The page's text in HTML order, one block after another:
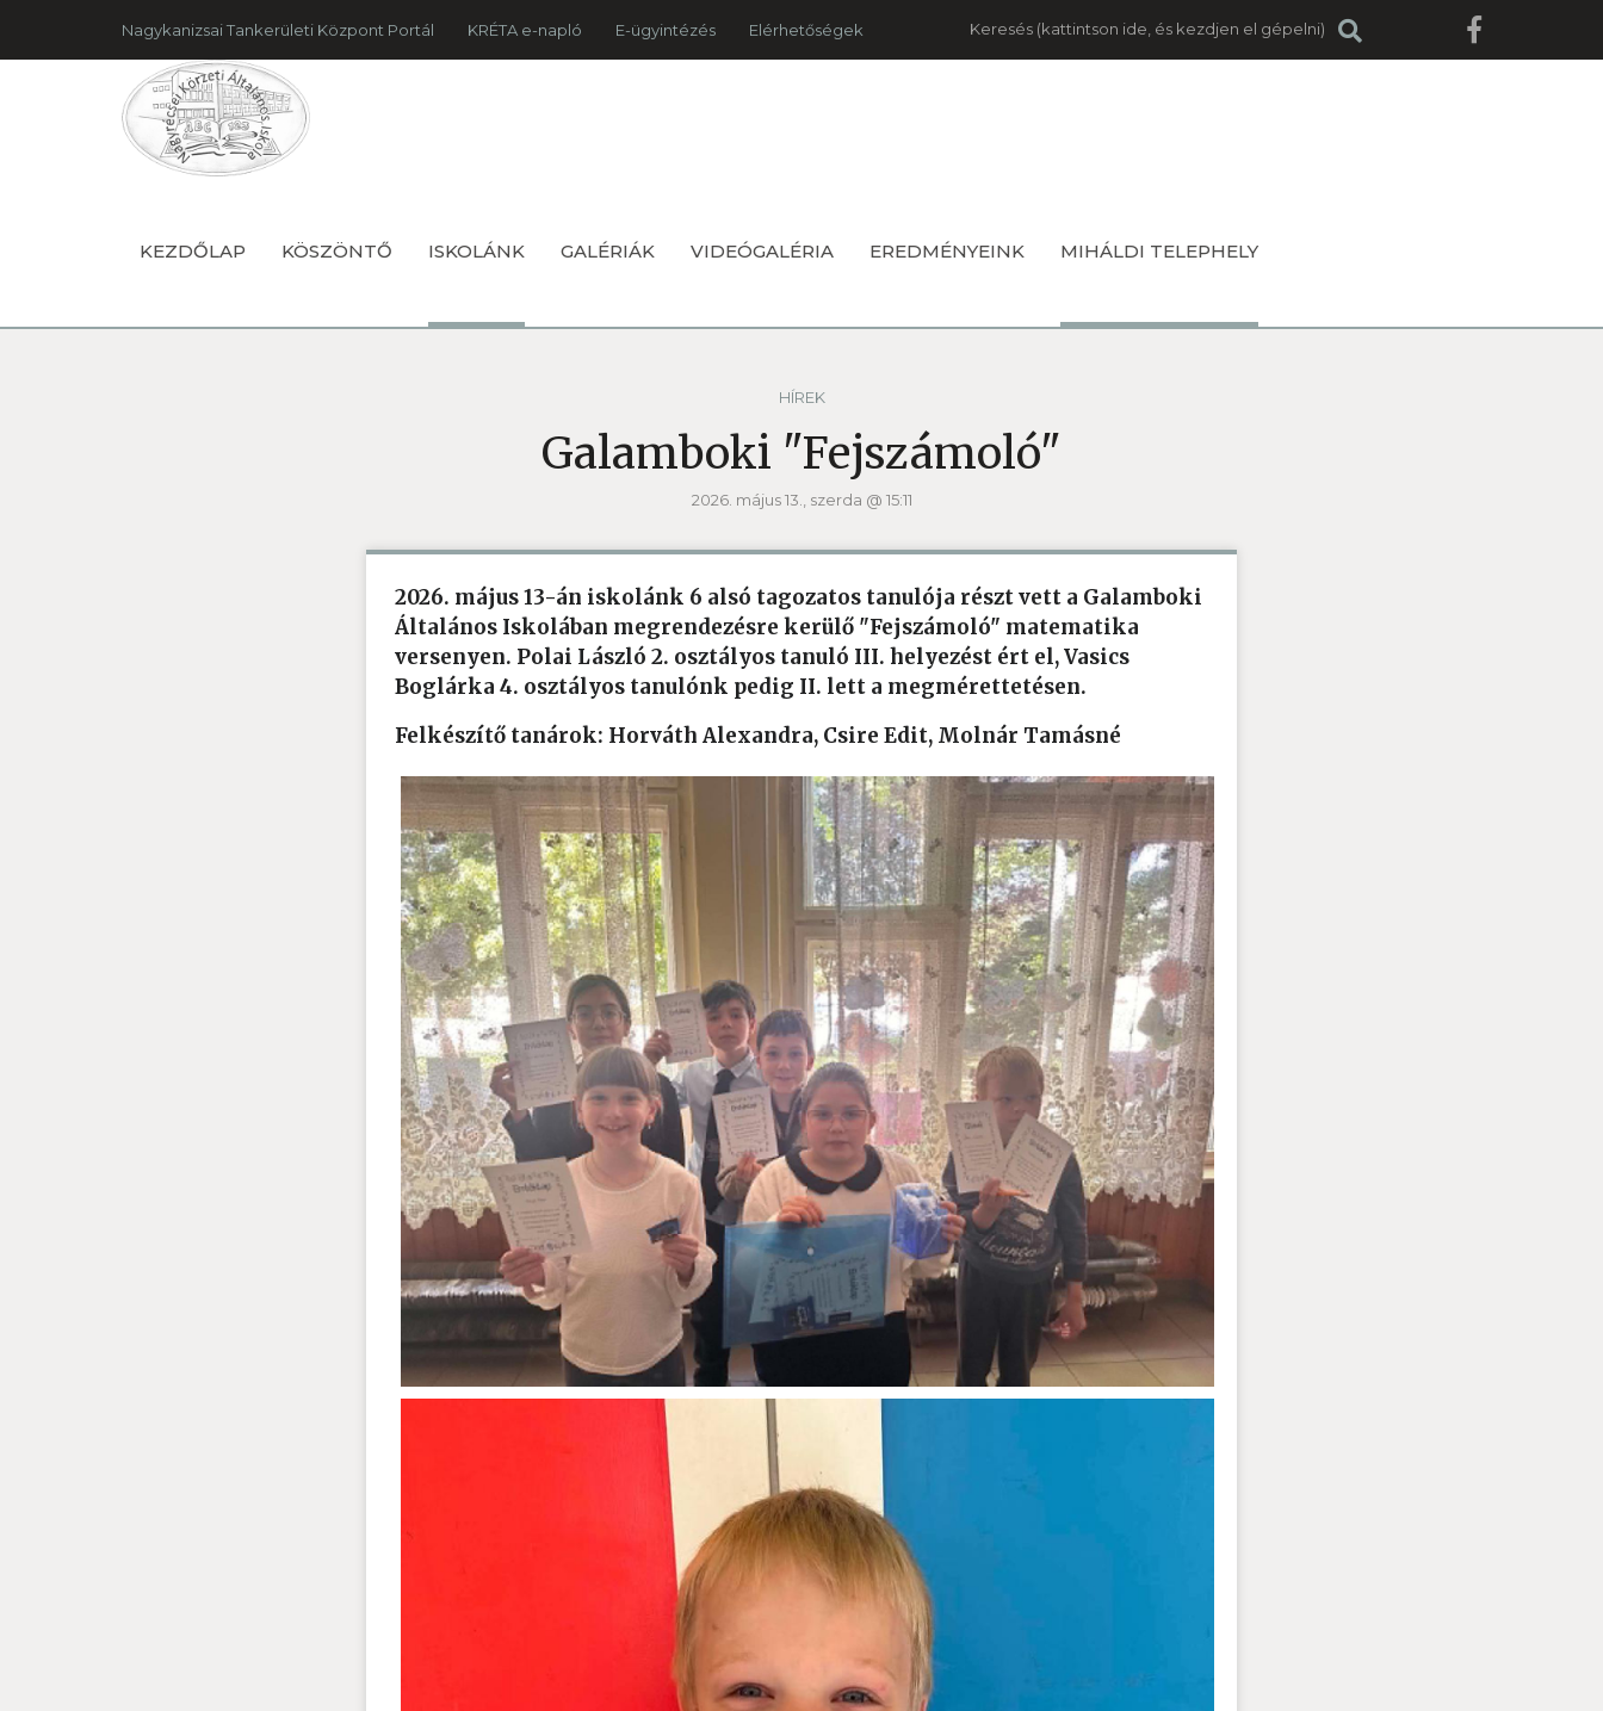
Nagykanizsai Tankerületi Központ Portál KRÉTA e-napló E-ügyintézés Elérhetőségek Keresés
KEZDŐLAP KÖSZÖNTŐ ISKOLÁNK GALÉRIÁK VIDEÓGALÉRIA EREDMÉNYEINK MIHÁLDI TELEPHELY
HÍREK
Galamboki "Fejszámoló"
2026. május 13., szerda @ 15:11
2026. május 13-án iskolánk 6 alsó tagozatos tanulója részt vett a Galamboki
Általános Iskolában megrendezésre kerülő "Fejszámoló" matematika
versenyen. Polai László 2. osztályos tanuló III. helyezést ért el, Vasics
Boglárka 4. osztályos tanulónk pedig II. lett a megmérettetésen.
Felkészítő tanárok: Horváth Alexandra, Csire Edit, Molnár Tamásné